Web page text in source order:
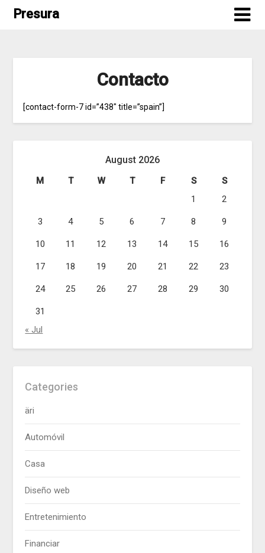
SkipPresura
Contacto
[contact-form-7 id=”438″ title=”spain”]
August 2026
M T W T F S
S
1
2
3 4 5 6 7 8 9
10 11 12 13 14 15 16
17 18 19 20 21 22 23
24 25 26 27 28 29 30
31
« Jul
Categories
äri
Automóvil
Casa
Diseño web
Entretenimiento
Financiar